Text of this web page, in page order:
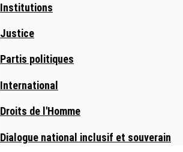
Institutions
Justice
Partis politiques
International
Droits de l'Homme
Dialogue national inclusif et souverain